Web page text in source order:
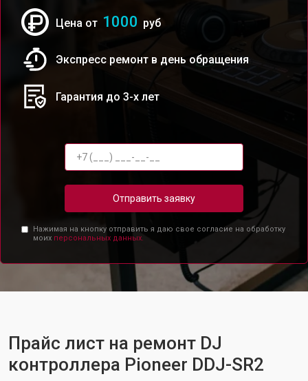
Цена от 1000 руб
Экспресс ремонт в день обращения
Гарантия до 3-х лет
Отправить заявку
Нажимая на кнопку отправить я даю свое согласие на обработку
моих персональных данных.
Прайс лист на ремонт DJ
контроллера Pioneer DDJ-SR2